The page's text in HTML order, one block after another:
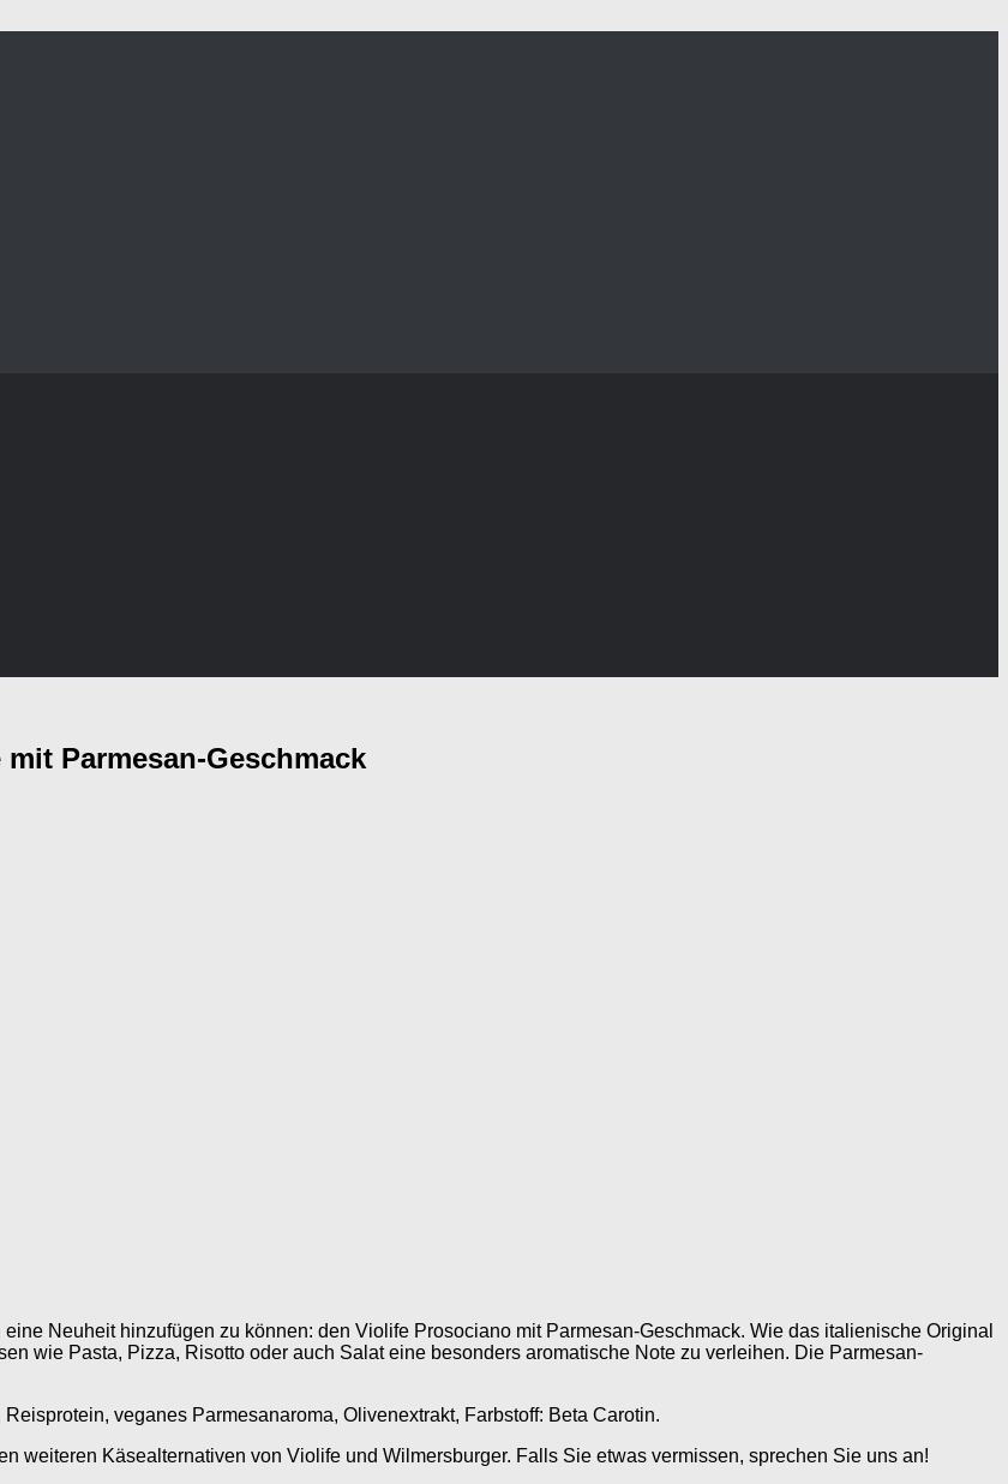
Parmesan-Geschmack
Neuheit hinzufügen zu können: den Violife Prosociano mit Parmesan-Geschmack. Wie das italienische Original
wie Pasta, Pizza, Risotto oder auch Salat eine besonders aromatische Note zu verleihen. Die Parmesan-
veganes Parmesanaroma, Olivenextrakt, Farbstoff: Beta Carotin.
weiteren Käsealternativen von Violife und Wilmersburger. Falls Sie etwas vermissen, sprechen Sie uns an!